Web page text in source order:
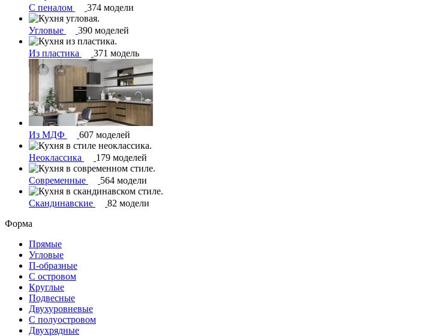
С пеналом 374 модели
Угловые 390 моделей
Из пластика 371 модель
Из МДФ 607 моделей
Неоклассика 179 моделей
Современные 564 модели
Скандинавские
82 модели
Форма
Прямые
Угловые
П-образные
С островом
Круглые
Подвесные
Двухуровневые
С полуостровом
Двухрядные